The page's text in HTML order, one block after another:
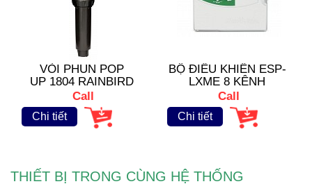
VÒI PHUN POP
UP 1804 RAINBIRD
Call
Chi tiết
BỘ ĐIỀU KHIỂN ESP-
LXME 8 KÊNH
RAINBIRD
Call
Chi tiết
THIẾT BỊ TRONG CÙNG HỆ THỐNG